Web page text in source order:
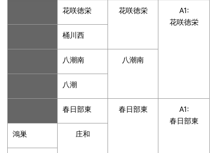
花咲徳栄 花咲徳栄
A1:
花咲徳栄
桶川西
八潮南 八潮南
八潮
春日部東 春日部東
A1:
春日部東
鴻巣
庄和